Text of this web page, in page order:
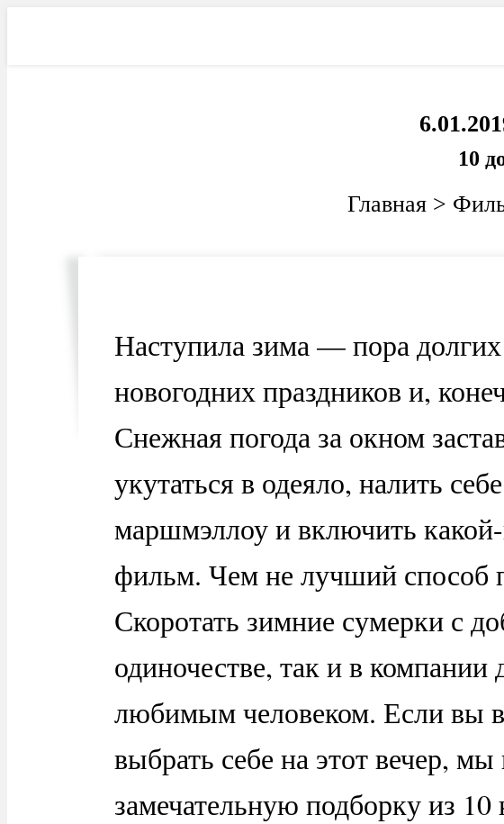
10
Главная>
Наступила зима — пора
новогодних праздников и,
Снежная погода за окном
укутаться в одеяло, налить
маршмэллоу и включить
фильм. Чем не лучший способ
Скоротать зимние сумерки с
одиночестве, так и в компании
любимым человеком. Если вы
выбрать себе на этот вечер,
замечательную подборку из 10